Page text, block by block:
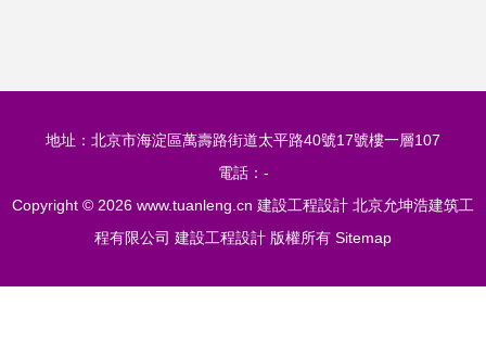
地址：北京市海淀區萬壽路街道太平路40號17號樓一層107
電話：-
Copyright © 2026 www.tuanleng.cn 建設工程設計 北京允坤浩建筑工
程有限公司 建設工程設計 版權所有 Sitemap